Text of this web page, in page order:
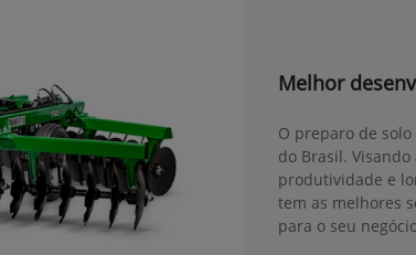
Melhor
O preparo de
do Brasil.
produtividade e
tem as melhores
para o seu